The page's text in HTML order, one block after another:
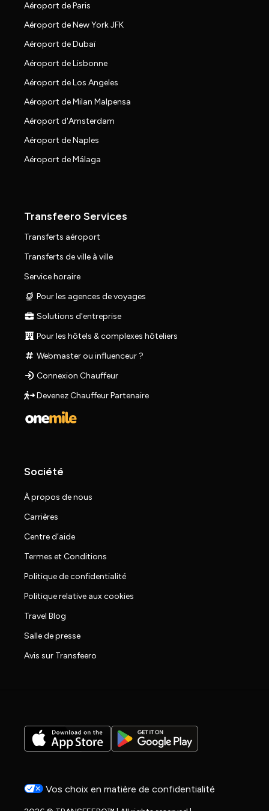
Aéroport de Paris
Aéroport de New York JFK
Aéroport de Dubaï
Aéroport de Lisbonne
Aéroport de Los Angeles
Aéroport de Milan Malpensa
Aéroport d'Amsterdam
Aéroport de Naples
Aéroport de Málaga
Transfeero Services
Transferts aéroport
Transferts de ville à ville
Service horaire
Pour les agences de voyages
Solutions d'entreprise
Pour les hôtels & complexes hôteliers
Webmaster ou influenceur ?
Connexion Chauffeur
Devenez Chauffeur Partenaire
Société
À propos de nous
Carrières
Centre d’aide
Termes et Conditions
Politique de confidentialité
Politique relative aux cookies
Travel Blog
Salle de presse
Avis sur Transfeero
Vos choix en matière de confidentialité